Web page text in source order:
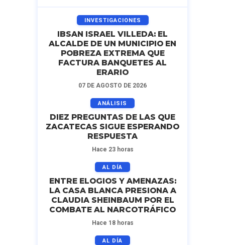
INVESTIGACIONES
IBSAN ISRAEL VILLEDA: EL
ALCALDE DE UN MUNICIPIO EN
POBREZA EXTREMA QUE
FACTURA BANQUETES AL
ERARIO
07 DE AGOSTO DE 2026
ANÁLISIS
DIEZ PREGUNTAS DE LAS QUE
ZACATECAS SIGUE ESPERANDO
RESPUESTA
Hace 23 horas
AL DÍA
ENTRE ELOGIOS Y AMENAZAS:
LA CASA BLANCA PRESIONA A
CLAUDIA SHEINBAUM POR EL
COMBATE AL NARCOTRÁFICO
Hace 18 horas
AL DÍA